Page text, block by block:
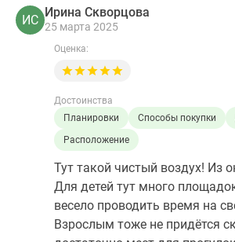
ИС
Ирина Скворцова
25 марта 2025
Оценка:
Достоинства
Планировки
Способы покупки
Расположение
Тут такой чистый воздух! Из
Для детей тут много
весело проводить время на
Взрослым тоже не придётся